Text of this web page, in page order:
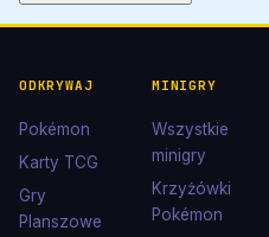
ODKRYWAJ
Pokémon
Karty TCG
Gry
Planszowe
MINIGRY
Wszystkie
minigry
Krzyżówki
Pokémon